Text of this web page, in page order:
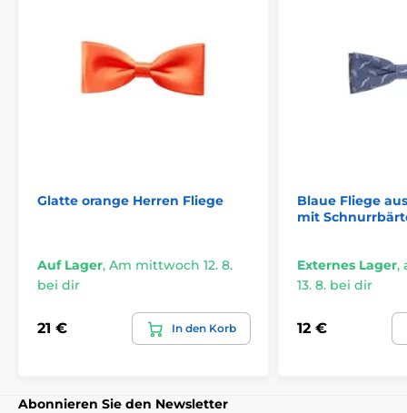
Glatte orange Herren Fliege
Auf Lager, Am mittwoch 12. 8.
bei dir
21 € In den Korb
Blaue Fliege
mit
Externes Lager,
13. 8. bei dir
12 €
Abonnieren Sie den Newsletter